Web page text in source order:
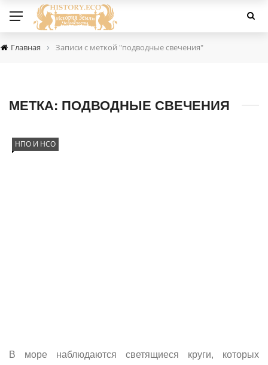
Главная › Записи с меткой "подводные свечения"
МЕТКА: ПОДВОДНЫЕ СВЕЧЕНИЯ
НПО И НСО
В море наблюдаются светящиеся круги, которых